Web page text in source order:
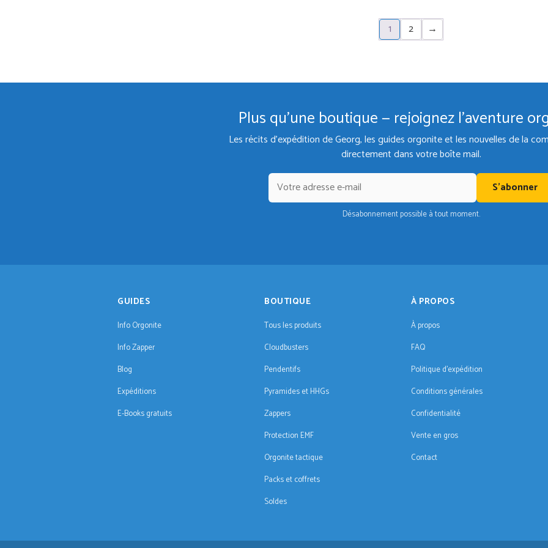
1 2 →
Plus qu'une boutique — rejoignez l'aventure
Les récits d'expédition de Georg, les guides orgonite et les nouvelles de la
directement dans votre boîte mail.
S'abonner
Désabonnement possible à tout moment.
GUIDES
Info Orgonite
Info Zapper
Blog
Expéditions
E-Books gratuits
BOUTIQUE
Tous les produits
Cloudbusters
Pendentifs
Pyramides et HHGs
Zappers
Protection EMF
Orgonite tactique
Packs et coffrets
Soldes
À PROPOS
À propos
FAQ
Politique d'expédition
Conditions générales
Confidentialité
Vente en gros
Contact